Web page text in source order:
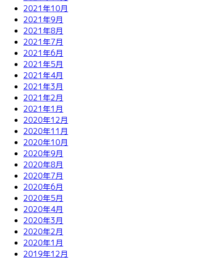
2021年10月
2021年9月
2021年8月
2021年7月
2021年6月
2021年5月
2021年4月
2021年3月
2021年2月
2021年1月
2020年12月
2020年11月
2020年10月
2020年9月
2020年8月
2020年7月
2020年6月
2020年5月
2020年4月
2020年3月
2020年2月
2020年1月
2019年12月